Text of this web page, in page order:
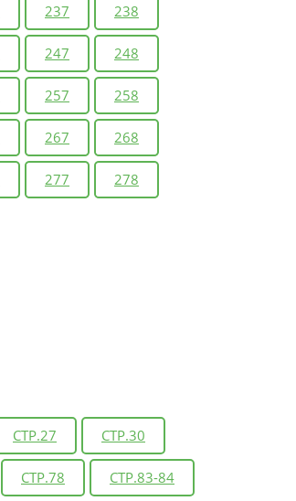
237 238
247 248
257 258
267 268
277 278
СТР.27 СТР.30
СТР.78 СТР.83-84